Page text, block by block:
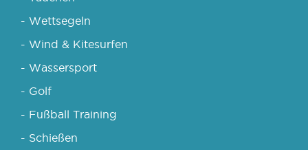
- Wettsegeln
- Wind & Kitesurfen
- Wassersport
- Golf
- Fußball Training
- Schießen